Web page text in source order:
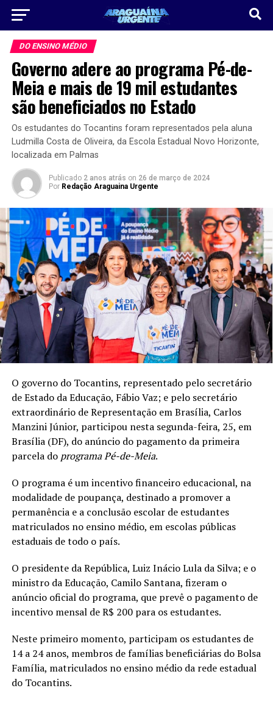
DO ENSINO MÉDIO
Governo adere ao programa Pé-de-
Meia e mais de 19 mil estudantes
são beneficiados no Estado
Os estudantes do Tocantins foram representados pela aluna
Ludmilla Costa de Oliveira, da Escola Estadual Novo Horizonte,
localizada em Palmas
Publicado 2 anos atrás on 26 de março de 2024
Por Redação Araguaina Urgente
O governo do Tocantins, representado pelo secretário
de Estado da Educação, Fábio Vaz; e pelo secretário
extraordinário de Representação em Brasília, Carlos
Manzini Júnior, participou nesta segunda-feira, 25, em
Brasília (DF), do anúncio do pagamento da primeira
parcela do programa Pé-de-Meia.
O programa é um incentivo financeiro educacional, na
modalidade de poupança, destinado a promover a
permanência e a conclusão escolar de estudantes
matriculados no ensino médio, em escolas públicas
estaduais de todo o país.
O presidente da República, Luiz Inácio Lula da Silva; e o
ministro da Educação, Camilo Santana, fizeram o
anúncio oficial do programa, que prevê o pagamento de
incentivo mensal de R$ 200 para os estudantes.
Neste primeiro momento, participam os estudantes de
14 a 24 anos, membros de famílias beneficiárias do Bolsa
Família, matriculados no ensino médio da rede estadual
do Tocantins.